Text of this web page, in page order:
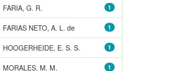
1
FARIA, G. R.
1
FARIAS NETO, A. L. de
1
HOOGERHEIDE, E. S. S.
1
MORALES, M. M.